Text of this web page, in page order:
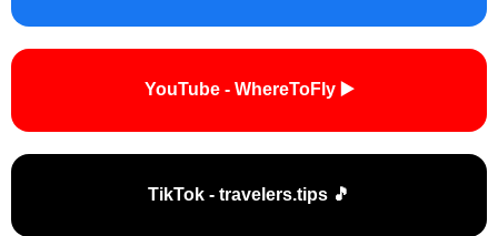
▶️ YouTube - WhereToFly
🎵 TikTok - travelers.tips